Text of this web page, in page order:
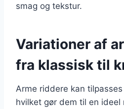
smag og tekstur.
Variationer af
fra klassisk til
Arme riddere kan
hvilket gør dem til en ideel